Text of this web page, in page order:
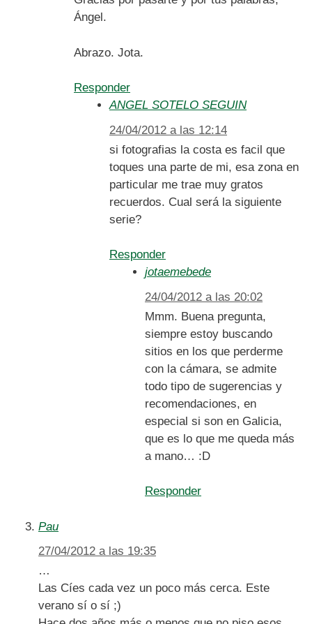
Ángel.
Abrazo. Jota.
Responder
ANGEL SOTELO SEGUIN
24/04/2012 a las 12:14
si fotografias la costa es facil que
toques una parte de mi, esa zona en
particular me trae muy gratos
recuerdos. Cual será la siguiente
serie?
Responder
jotaemebede
24/04/2012 a las 20:02
Mmm. Buena pregunta,
siempre estoy buscando
sitios en los que perderme
con la cámara, se admite
todo tipo de sugerencias y
recomendaciones, en
especial si son en Galicia,
que es lo que me queda más
a mano… :D
Responder
Pau
27/04/2012 a las 19:35
…
Las Cíes cada vez un poco más cerca. Este
verano sí o sí ;)